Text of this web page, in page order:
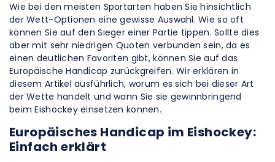
Wie bei den meisten Sportarten haben Sie hinsichtlich
der Wett-Optionen eine gewisse Auswahl. Wie so oft
können Sie auf den Sieger einer Partie tippen. Sollte dies
aber mit sehr niedrigen Quoten verbunden sein, da es
einen deutlichen Favoriten gibt, können Sie auf das
Europäische Handicap zurückgreifen. Wir erklären in
diesem Artikel ausführlich, worum es sich bei dieser Art
der Wette handelt und wann Sie sie gewinnbringend
beim Eishockey einsetzen können.
Europäisches Handicap im Eishockey:
Einfach erklärt